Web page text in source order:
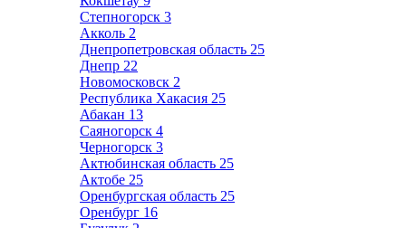
Степногорск 3
Акколь 2
Днепропетровская область 25
Днепр 22
Новомосковск 2
Республика Хакасия 25
Абакан 13
Саяногорск 4
Черногорск 3
Актюбинская область 25
Актобе 25
Оренбургская область 25
Оренбург 16